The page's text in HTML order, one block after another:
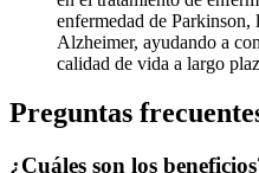
enfermedad de Parkinson,
Alzheimer, ayudando a
calidad de vida a largo
Preguntas
¿Cuáles son los